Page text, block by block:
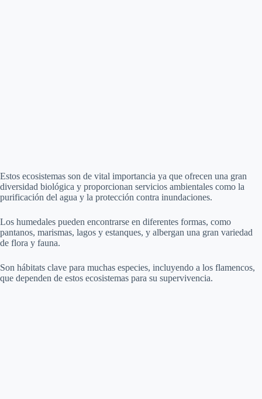
Estos ecosistemas son de vital importancia ya que ofrecen una gran
diversidad biológica y proporcionan servicios ambientales como la
purificación del agua y la protección contra inundaciones.
Los humedales pueden encontrarse en diferentes formas, como
pantanos, marismas, lagos y estanques, y albergan una gran variedad
de flora y fauna.
Son hábitats clave para muchas especies, incluyendo a los flamencos,
que dependen de estos ecosistemas para su supervivencia.